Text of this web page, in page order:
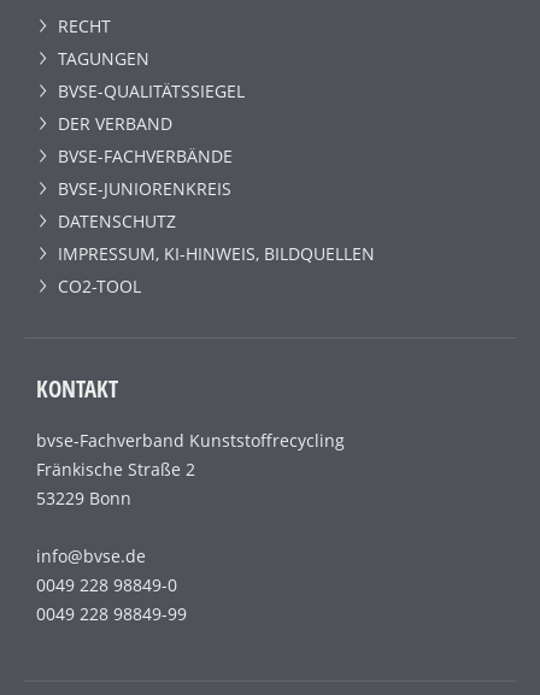
RECHT
TAGUNGEN
BVSE-QUALITÄTSSIEGEL
DER VERBAND
BVSE-FACHVERBÄNDE
BVSE-JUNIORENKREIS
DATENSCHUTZ
IMPRESSUM, KI-HINWEIS, BILDQUELLEN
CO2-TOOL
KONTAKT
bvse-Fachverband Kunststoffrecycling
Fränkische Straße 2
53229 Bonn
info@bvse.de
0049 228 98849-0
0049 228 98849-99